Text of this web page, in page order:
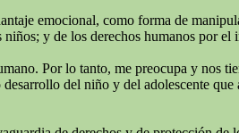
emocional, como forma de
y de los derechos humanos por
Por lo tanto, me preocupa y nos
del niño y del adolescente